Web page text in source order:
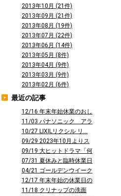
2013年10月 (21件)
2013年09月 (21件)
2013年08月 (19件)
2013年07月 (22件)
2013年06月 (14件)
2013年05月 (8件)
2013年04月 (9件)
2013年03月 (9件)
2013年02月 (6件)
最近の記事
12/16 年末年始休業のおし
らせ
11/03 パナソニック アラ
ウーノ...
10/27 LIXILリクシル リ...
09/29 2023年10月よりス
タ...
09/19 大ヒットドラマ「何
曜日に...
07/31 夏休みと臨時休業日
のお知...
04/21 ゴールデンウイーク
休業の...
12/17 年末年始の休業日の
お知ら...
11/18 クリナップの洗面